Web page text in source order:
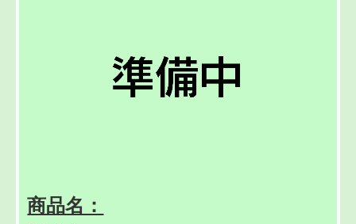
商品名：